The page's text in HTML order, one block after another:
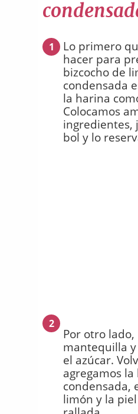
1
Lo primero
hacer para
bizcocho de
condensada
la harina
Colocamos
ingredientes,
bol y lo
2
Por otro
mantequilla
el azúcar.
agregamos la
condensada,
limón y la